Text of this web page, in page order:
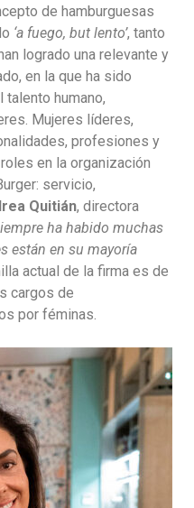
de hamburguesas
‘a fuego, but lento’, tanto
logrado una relevante y
en la que ha sido
humano,
Mujeres líderes,
profesiones y
en la organización
servicio,
Quitián, directora
ha habido muchas
están en su mayoría
actual de la firma es de
cargos de
por féminas.